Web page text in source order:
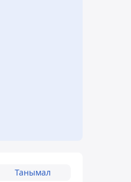
Танымал